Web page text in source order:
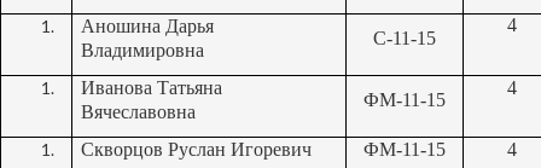
Аношина Дарья
Владимировна
С-11-15
4
Иванова Татьяна
Вячеславовна
ФМ-11-15
4
Скворцов Руслан Игоревич ФМ-11-15 4